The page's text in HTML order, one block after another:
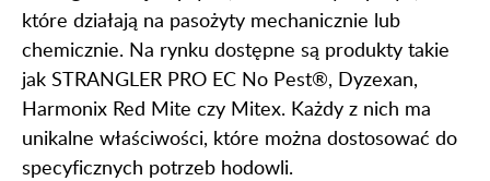
które działają na pasożyty mechanicznie lub
chemicznie. Na rynku dostępne są produkty takie
jak STRANGLER PRO EC No Pest®, Dyzexan,
Harmonix Red Mite czy Mitex. Każdy z nich ma
unikalne właściwości, które można dostosować do
specyficznych potrzeb hodowli.